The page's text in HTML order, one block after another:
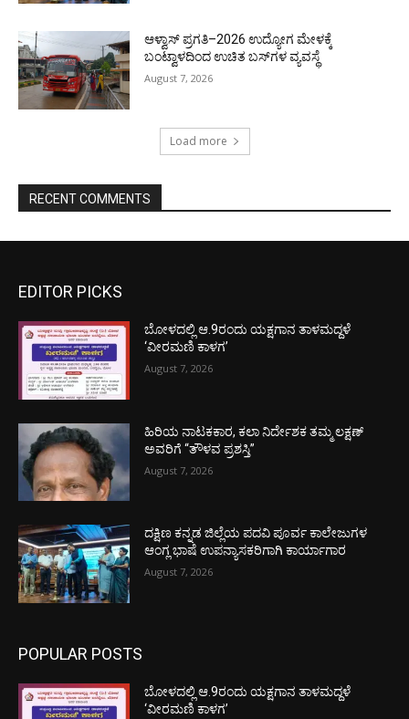
ಆಳ್ವಾಸ್ ಪ್ರಗತಿ–2026 ಉದ್ಯೋಗ ಮೇಳಕ್ಕೆ
ಬಂಟ್ವಾಳದಿಂದ ಉಚಿತ ಬಸ್‌ಗಳ ವ್ಯವಸ್ಥೆ
August 7, 2026
Load more
RECENT COMMENTS
EDITOR PICKS
ಬೋಳದಲ್ಲಿ ಆ.9ರಂದು ಯಕ್ಷಗಾನ ತಾಳಮದ್ದಳೆ
‘ವೀರಮಣಿ ಕಾಳಗ’
August 7, 2026
ಹಿರಿಯ ನಾಟಕಕಾರ, ಕಲಾ ನಿರ್ದೇಶಕ ತಮ್ಮ ಲಕ್ಷಣ್
ಅವರಿಗೆ “ತೌಳವ ಪ್ರಶಸ್ತಿ”
August 7, 2026
ದಕ್ಷಿಣ ಕನ್ನಡ ಜಿಲ್ಲೆಯ ಪದವಿ ಪೂರ್ವ ಕಾಲೇಜುಗಳ
ಆಂಗ್ಲ ಭಾಷೆ ಉಪನ್ಯಾಸಕರಿಗಾಗಿ ಕಾರ್ಯಾಗಾರ
August 7, 2026
POPULAR POSTS
ಬೋಳದಲ್ಲಿ ಆ.9ರಂದು ಯಕ್ಷಗಾನ ತಾಳಮದ್ದಳೆ
‘ವೀರಮಣಿ ಕಾಳಗ’